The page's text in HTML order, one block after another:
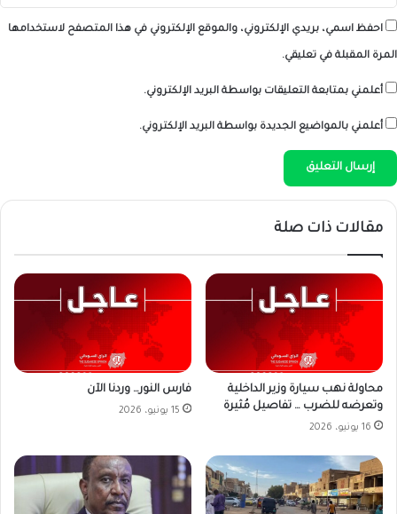
احفظ اسمي، بريدي الإلكتروني، والموقع الإلكتروني في هذا المتصفح لاستخدامها
المرة المقبلة في تعليقي.
أعلمني بمتابعة التعليقات بواسطة البريد الإلكتروني.
أعلمني بالمواضيع الجديدة بواسطة البريد الإلكتروني.
مقالات ذات صلة
محاولة نهب سيارة وزير الداخلية
وتعرضه للضرب … تفاصيل مُثيرة
16 يونيو، 2026
فارس النور… وردنا الآن
15 يونيو، 2026